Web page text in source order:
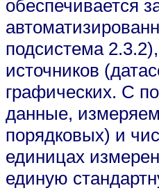
обеспечивается
подсистема
источников
графических. С
данные,
порядковых) и
единицах
единую